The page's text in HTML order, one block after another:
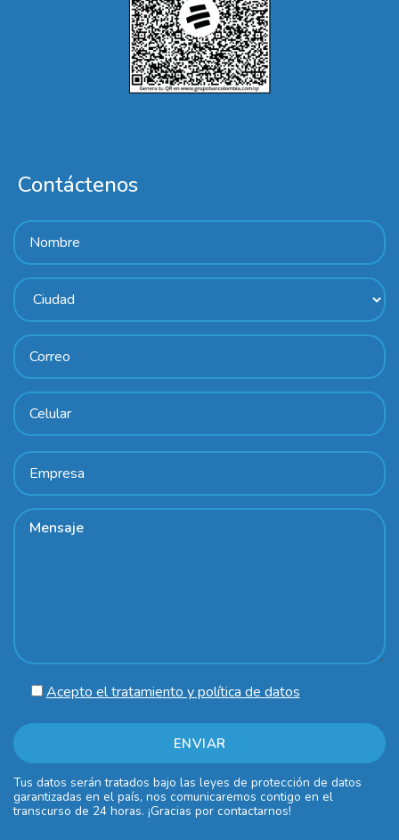
Contáctenos
Acepto el tratamiento y política de datos
Tus datos serán tratados bajo las leyes de protección de datos
garantizadas en el país, nos comunicaremos contigo en el
transcurso de 24 horas. ¡Gracias por contactarnos!